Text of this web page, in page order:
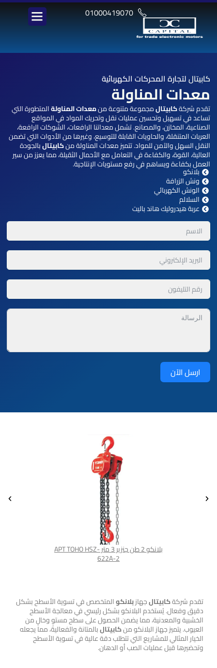
تخطي
المحتوى
01000419070
كابيتاللتجارة المحركات الكهربائية
معدات المناولة
تقدم شركةكابيتالمجموعة متنوعة منمعدات المناولةالمتطورة التي
تساعد في تسهيل وتحسين عمليات نقل وتحريك المواد في المواقع
الصناعية، المخازن، والمصانع. تشمل معداتنا الرافعات، الشوكات الرافعة،
العربات المتنقلة، والحاويات القابلة للتوسيع، وغيرها من الأدوات التي تضمن
النقل السهل والآمن للمواد. تتميز معدات المناولة منكابيتالبالجودة
العالية، القوة، والكفاءة في التعامل مع الأحمال الثقيلة، مما يعزز من سير
العمل بكفاءة ويساهم في رفع مستويات الإنتاجية.
بلانكو
ونش الزرافة
الونش الكهربائي
السلالم
عربة هيدروليك هاند باليت
ارسل الآن
تقدم شركةكابيتالجهازبلانكوالمتخصص في تسوية الأسطح بشكل
دقيق وفعال. يُستخدم البلانكو بشكل رئيسي في معالجة الأسطح
الخشبية والمعدنية، مما يضمن الحصول على سطح مستوٍ وخالٍ من
العيوب. يتميز جهاز البلانكو منكابيتالبالمتانة والفعالية، مما يجعله
الخيار المثالي للمشاريع التي تتطلب دقة عالية في تسوية الأسطح
وتحضيرها قبل عمليات الصب أو الدهان.
بلانكو 2 طن جنزير 3 متر APT TOHO HSZ-
622A-2